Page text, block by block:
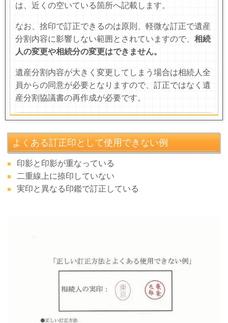
は、近くの空いている箇所へ記載します。
なお、捨印で訂正できるのは原則、軽微な訂正で遺産
分割内容に影響しない範囲とされていますので、 相続
人の変更や相続分の変更はできません。
遺産分割内容が大きく変更してしまう場合は相続人全
員からの同意が必要となりますので、訂正ではなく遺
産分割協議書の再作成が必要です。
よくある訂正印として使用できない例
印影と印影が重なっている
二重線上に捺印していない
実印と異なる印鑑で訂正している